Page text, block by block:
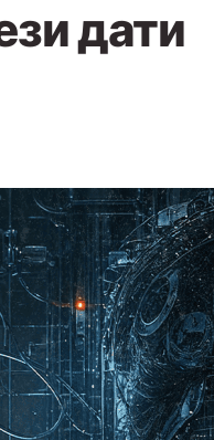
дати
или